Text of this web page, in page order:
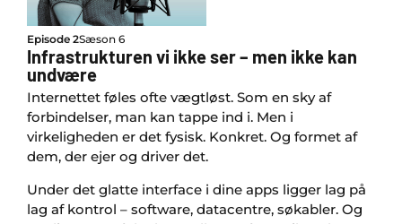
Episode 2Sæson 6
Infrastrukturen vi ikke ser – men ikke kan
undvære
Internettet føles ofte vægtløst. Som en sky af
forbindelser, man kan tappe ind i. Men i
virkeligheden er det fysisk. Konkret. Og formet af
dem, der ejer og driver det.
Under det glatte interface i dine apps ligger lag på
lag af kontrol – software, datacentre, søkabler. Og